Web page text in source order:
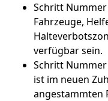
Schritt
Fahrzeuge,
verfügbar sein.
Schritt
ist im neuen
angestammten